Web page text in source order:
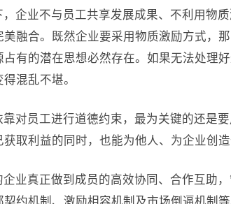
企业不与员工共享发展成果、不利用物
融合。既然企业要采用物质激励方式，
有的潜在思想必然存在。如果无法处理
混乱不堪。
对员工进行道德约束，最为关键的还是
取利益的同时，也能为他人、为企业创造
业真正做到成员的高效协同、合作互助
约机制、激励相容机制及市场倒逼机制等